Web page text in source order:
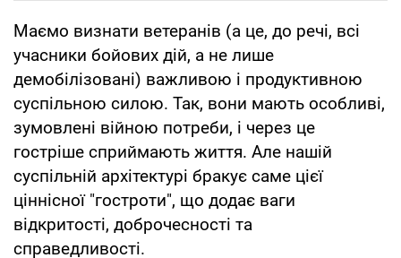
Маємо визнати ветеранів (а це, до речі, всі
учасники бойових дій, а не лише
демобілізовані) важливою і продуктивною
суспільною силою. Так, вони мають особливі,
зумовлені війною потреби, і через це
гостріше сприймають життя. Але нашій
суспільній архітектурі бракує саме цієї
ціннісної "гостроти", що додає ваги
відкритості, доброчесності та
справедливості.